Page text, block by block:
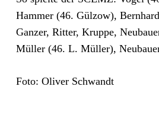
Hammer (46. Gülzow),
Ganzer, Ritter, Kruppe,
Müller (46. L. Müller),
Foto: Oliver Schwandt